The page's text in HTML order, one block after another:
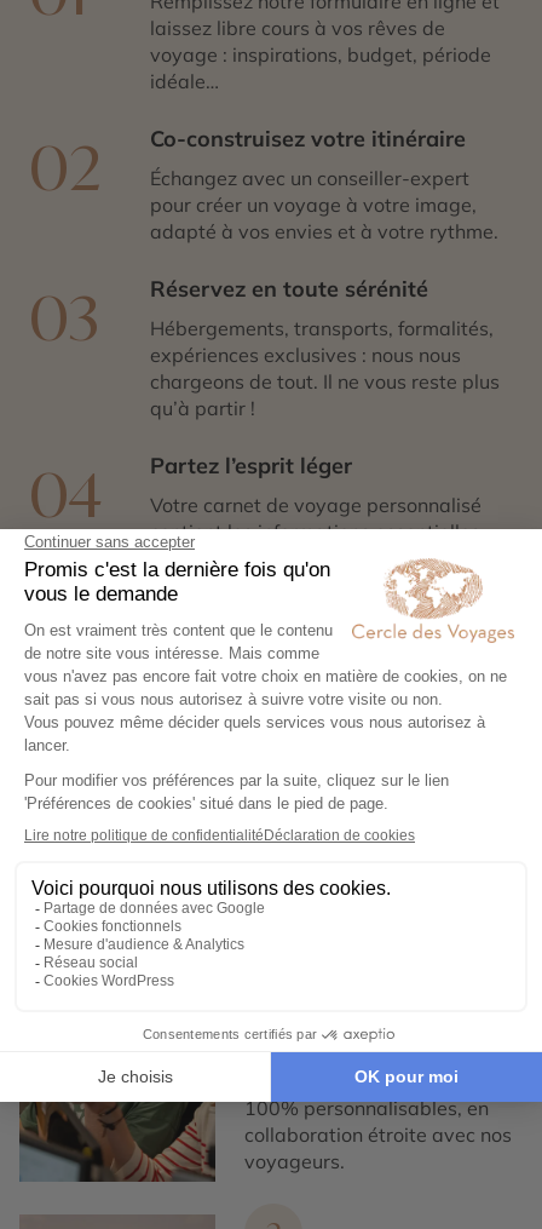
laissez libre cours à vos rêves de
voyage : inspirations, budget, période
idéale…
02 Co-construisez votre itinéraire
Échangez avec un conseiller-expert
pour créer un voyage à votre image,
adapté à vos envies et à votre rythme.
03 Réservez en toute sérénité
Hébergements, transports, formalités,
expériences exclusives : nous nous
chargeons de tout. Il ne vous reste plus
qu’à partir !
04 Partez l’esprit léger
Votre carnet de voyage personnalisé
contient les informations essentielles.
Sur place, notre conciergerie reste
disponible 24/7
Demander un devis
Expertise et co-construction
Chez Cercle des Voyages,
nous concevons des voyages
100% personnalisables, en
collaboration étroite avec nos
voyageurs.